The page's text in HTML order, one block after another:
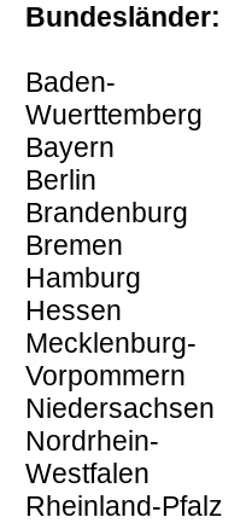
Bundesländer:
Baden-
Wuerttemberg
Bayern
Berlin
Brandenburg
Bremen
Hamburg
Hessen
Mecklenburg-
Vorpommern
Niedersachsen
Nordrhein-
Westfalen
Rheinland-Pfalz